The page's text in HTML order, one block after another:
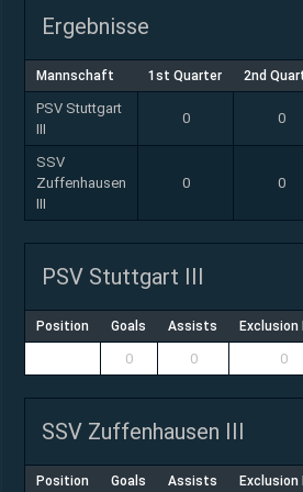
Ergebnisse
Mannschaft 1st Quarter 2nd
PSV Stuttgart
III
0 0
SSV
Zuffenhausen
III
0 0
PSV Stuttgart III
Position Goals Assists Exclusion
0 0 0
SSV Zuffenhausen III
Position Goals Assists Exclusion